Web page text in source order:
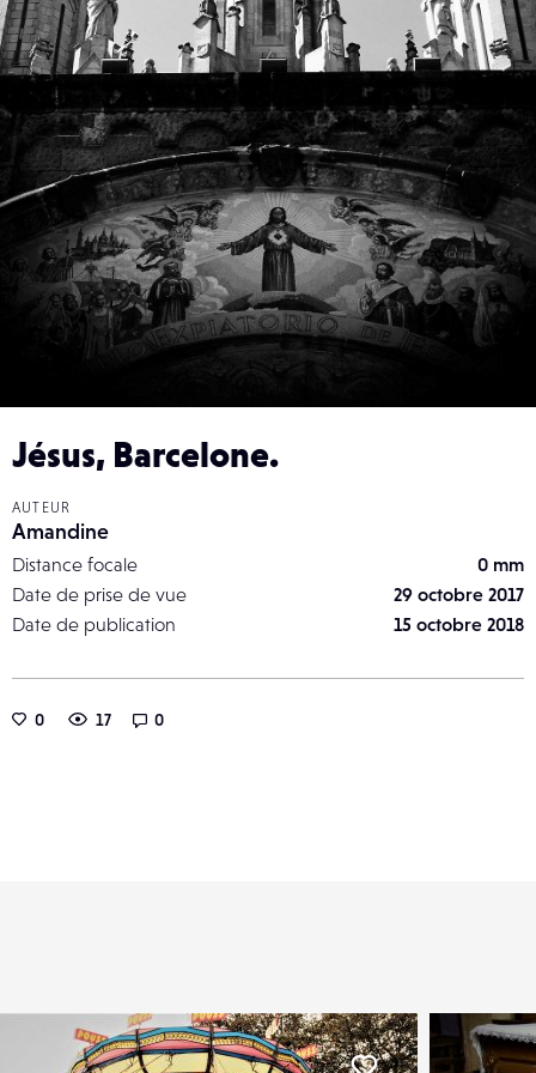
Jésus, Barcelone.
AUTEUR
Amandine
Distance focale
0 mm
Date de prise de vue
29 octobre 2017
Date de publication
15 octobre 2018
0 17 0